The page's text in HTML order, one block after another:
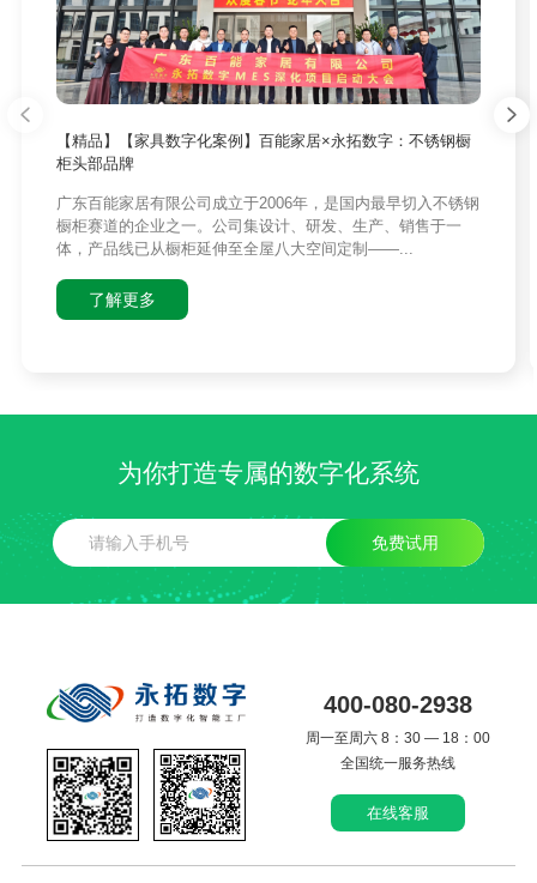
【精品】【家具数字化案例】百能家居×永拓数字：不锈钢橱
柜头部品牌
广东百能家居有限公司成立于2006年，是国内最早切入不锈钢
橱柜赛道的企业之一。公司集设计、研发、生产、销售于一
体，产品线已从橱柜延伸至全屋八大空间定制——...
了解更多
为你打造专属的数字化系统
免费试用
400-080-2938
周一至周六 8：30 — 18：00
全国统一服务热线
在线客服